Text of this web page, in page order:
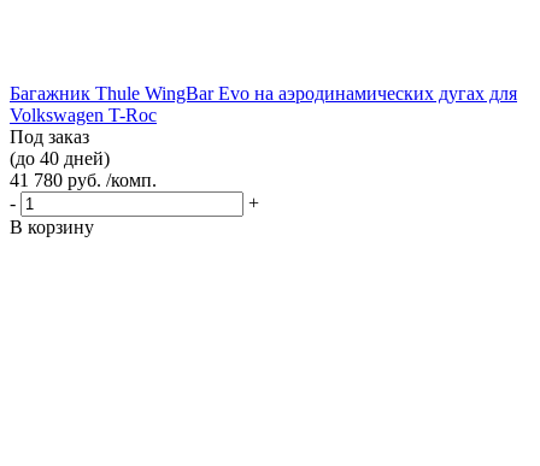
Багажник Thule WingBar Evo на аэродинамических дугах для
Volkswagen T-Roc
Под заказ
(до 40 дней)
41 780 руб. /комп.
-
+
В корзину